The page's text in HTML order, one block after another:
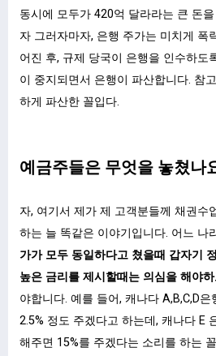
동시에 모두가 420억 달라라는 큰 돈
자 그러자마자, 은행 주가는 미치게 폭
어진 후, 규제 당국이 은행을 인수하도
이 중지되면서 은행이 파산합니다. 참
하게 파산한 꼴입다.
예금주들은 무엇을 놓쳤나
자, 여기서 제가 제 고객분들께 채권수
하는 늘 똑같은 이야기입니다. 어느 나
가가 모두 동일하다고 쳤을때 갑자기
높은 금리를 제시할때는 의심을 해야
야합니다. 예를 들어, 캐나다 A,B,C,D
2.5% 정도 주겠다고 하는데, 캐나다 E
해주면 15%를 주겠다는 소리를 하는